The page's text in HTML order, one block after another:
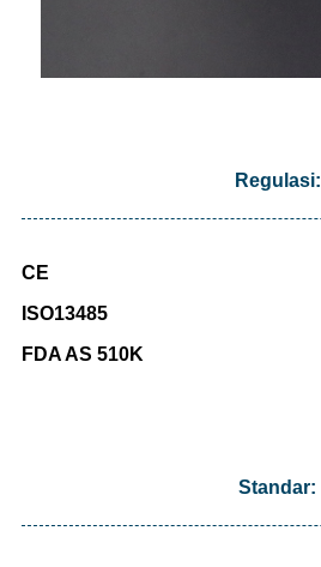
Regulasi:
CE
ISO13485
FDA AS 510K
Standar: